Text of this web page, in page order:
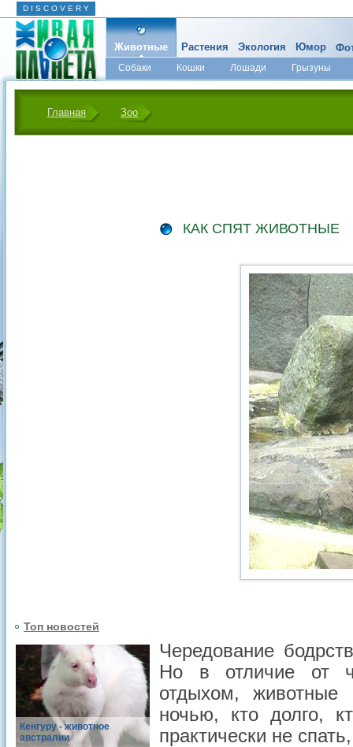
D I S C O V E R Y
Животные
Собаки Кошки Лошади
Грызуны
Микромир
Растения Экология Юмор
Главная Зоо
Топ новостей
Кенгуру - животное
австралии
КАК СПЯТ ЖИВОТНЫЕ
Чередование
Но в отличие от
отдыхом,
ночью, кто долго,
практически не